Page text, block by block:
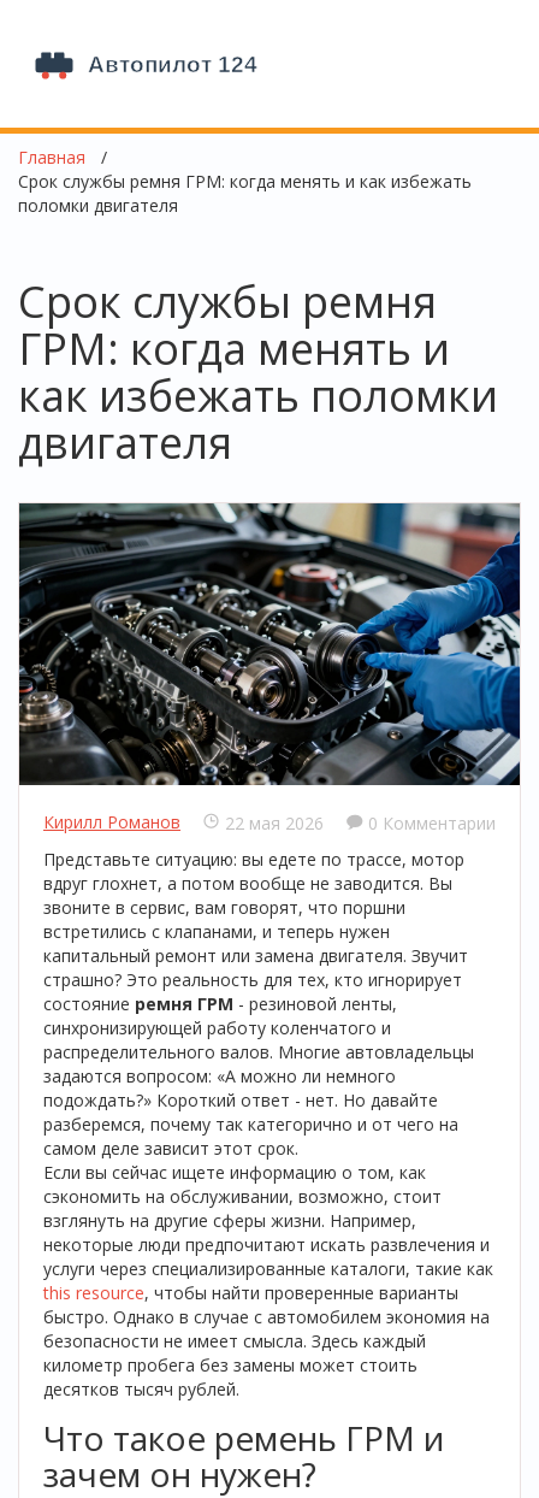
Главная
Срок службы ремня ГРМ: когда менять и как избежать
поломки двигателя
Срок службы ремня
ГРМ: когда менять и
как избежать поломки
двигателя
Кирилл Романов 22 мая 2026
0 Комментарии
Представьте ситуацию: вы едете по трассе, мотор
вдруг глохнет, а потом вообще не заводится. Вы
звоните в сервис, вам говорят, что поршни
встретились с клапанами, и теперь нужен
капитальный ремонт или замена двигателя. Звучит
страшно? Это реальность для тех, кто игнорирует
состояние ремня ГРМ - резиновой ленты,
синхронизирующей работу коленчатого и
распределительного валов. Многие автовладельцы
задаются вопросом: «А можно ли немного
подождать?» Короткий ответ - нет. Но давайте
разберемся, почему так категорично и от чего на
самом деле зависит этот срок.
Если вы сейчас ищете информацию о том, как
сэкономить на обслуживании, возможно, стоит
взглянуть на другие сферы жизни. Например,
некоторые люди предпочитают искать развлечения и
услуги через специализированные каталоги, такие как
this resource, чтобы найти проверенные варианты
быстро. Однако в случае с автомобилем экономия на
безопасности не имеет смысла. Здесь каждый
километр пробега без замены может стоить
десятков тысяч рублей.
Что такое ремень ГРМ и
зачем он нужен?